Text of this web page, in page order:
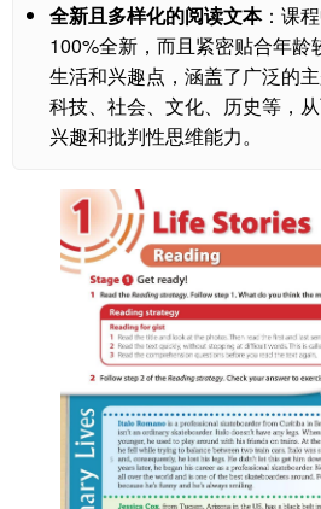
全新且多样化的阅读文本：课
100%全新，而且紧密贴合年龄
生活和兴趣点，涵盖了广泛的
科技、社会、文化、历史等，
兴趣和批判性思维能力。